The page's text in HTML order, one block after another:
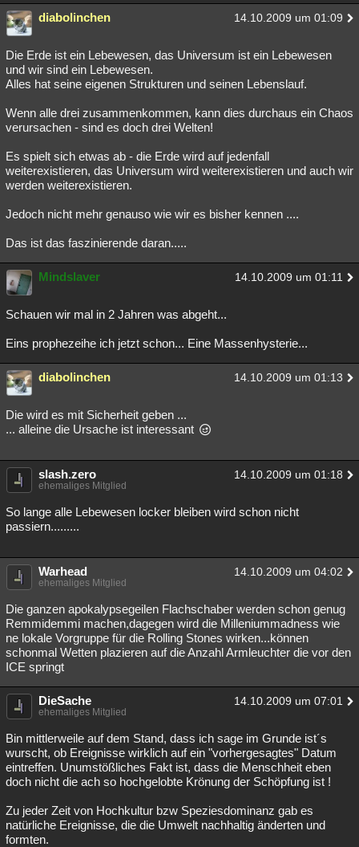
diabolinchen 14.10.2009 um 01:09
Die Erde ist ein Lebewesen, das Universum ist ein Lebewesen
und wir sind ein Lebewesen.
Alles hat seine eigenen Strukturen und seinen Lebenslauf.
Wenn alle drei zusammenkommen, kann dies durchaus ein Chaos
verursachen - sind es doch drei Welten!
Es spielt sich etwas ab - die Erde wird auf jedenfall
weiterexistieren, das Universum wird weiterexistieren und auch wir
werden weiterexistieren.
Jedoch nicht mehr genauso wie wir es bisher kennen ....
Das ist das faszinierende daran.....
Mindslaver 14.10.2009 um 01:11
Schauen wir mal in 2 Jahren was abgeht...
Eins prophezeihe ich jetzt schon... Eine Massenhysterie...
diabolinchen 14.10.2009 um 01:13
Die wird es mit Sicherheit geben ...
... alleine die Ursache ist interessant
slash.zero 14.10.2009 um 01:18
ehemaliges Mitglied
So lange alle Lebewesen locker bleiben wird schon nicht
passiern.........
Warhead 14.10.2009 um 04:02
ehemaliges Mitglied
Die ganzen apokalypsegeilen Flachschaber werden schon genug
Remmidemmi machen,dagegen wird die Milleniummadness wie
ne lokale Vorgruppe für die Rolling Stones wirken...können
schonmal Wetten plazieren auf die Anzahl Armleuchter die vor den
ICE springt
DieSache 14.10.2009 um 07:01
ehemaliges Mitglied
Bin mittlerweile auf dem Stand, dass ich sage im Grunde ist´s
wurscht, ob Ereignisse wirklich auf ein "vorhergesagtes" Datum
eintreffen. Unumstößliches Fakt ist, dass die Menschheit eben
doch nicht die ach so hochgelobte Krönung der Schöpfung ist !
Zu jeder Zeit von Hochkultur bzw Speziesdominanz gab es
natürliche Ereignisse, die die Umwelt nachhaltig änderten und
formten.